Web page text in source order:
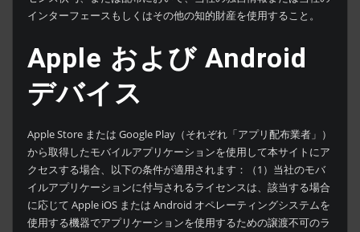
インターフェースもしくはその他の知的財産を使用すること。
Apple および Android
デバイス
Apple Store または Google Play（それぞれ「アプリ配布業者」）
から取得したモバイルアプリケーションを使用して本サイトにア
クセスする場合、以下の条件が適用されます：（1）当社のモバ
イルアプリケーションに付与されるライセンスは、該当する場合
に応じて Apple iOS または Android オペレーティングシステムを
使用する機器でアプリケーションを使用するための譲渡不可のラ